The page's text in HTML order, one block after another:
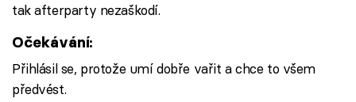
tak afterparty nezaškodí.
Očekávání:
Přihlásil se, protože umí dobře vařit a chce to všem
předvést.